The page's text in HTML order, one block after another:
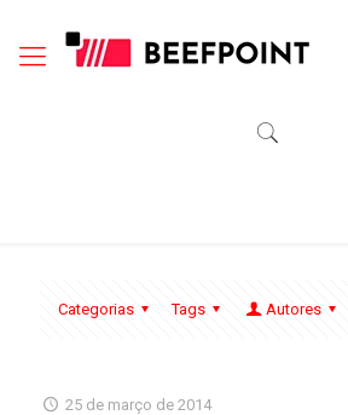
Categorias Tags Autores
25 de março de 2014